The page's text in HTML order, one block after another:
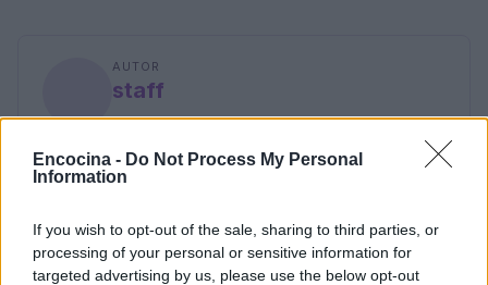
Encocina - Do Not Process My Personal
Information
If you wish to opt-out of the sale, sharing to third parties, or
processing of your personal or sensitive information for
targeted advertising by us, please use the below opt-out
AUTOR
staff